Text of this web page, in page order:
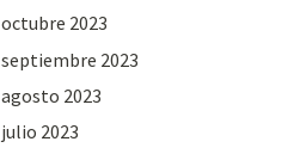
octubre 2023
septiembre 2023
agosto 2023
julio 2023